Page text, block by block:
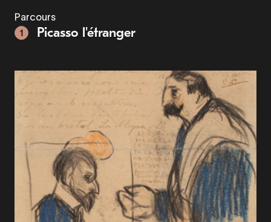
Parcours
1
Picasso l'étranger